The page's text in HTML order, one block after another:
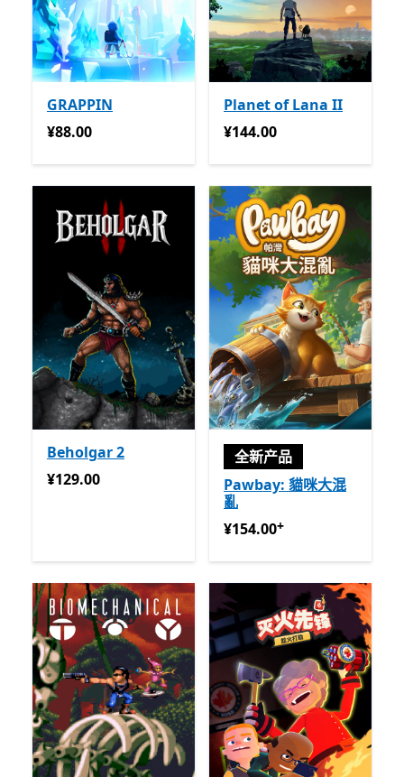
GRAPPIN
¥88.00
¥88.00
Planet of Lana II
¥144.00
¥144.00
Beholgar 2
¥129.00
¥129.00
全新产品
Pawbay: 貓咪大混
亂
¥154.00提供应用内购买
¥154.00+